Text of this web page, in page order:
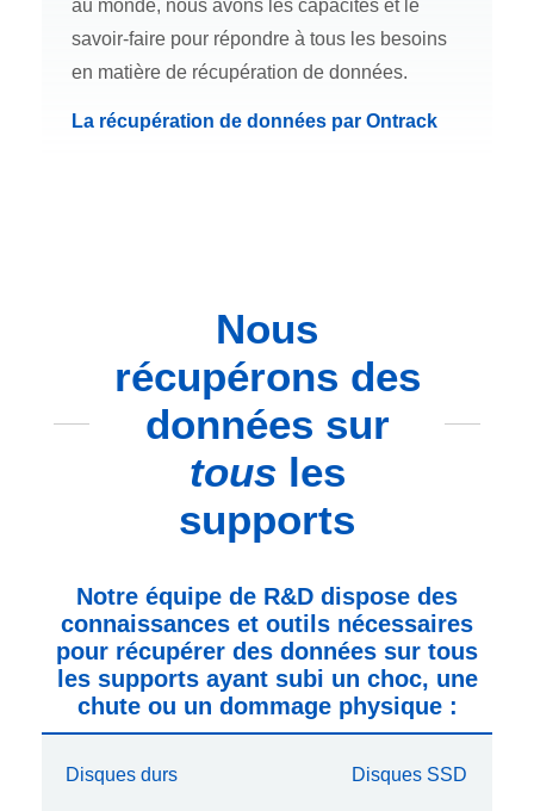
au monde, nous avons les capacités et le
savoir-faire pour répondre à tous les besoins
en matière de récupération de données.
La récupération de données par Ontrack
Nous
récupérons des
données sur
tousles
supports
Notre équipe de R&D dispose des
connaissances et outils nécessaires
pour récupérer des données sur tous
les supports ayant subi un choc, une
chute ou un dommage physique :
Disques durs Disques SSD